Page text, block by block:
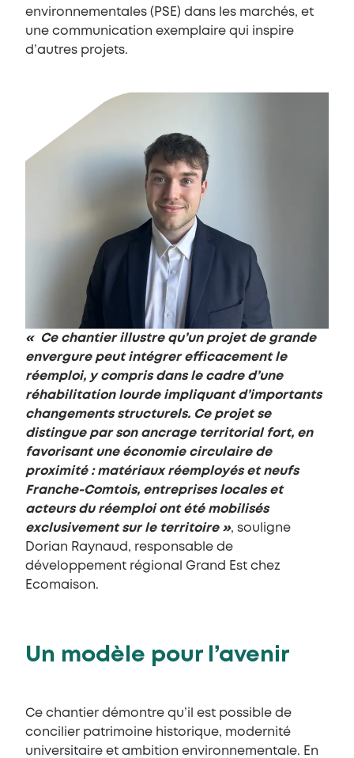
environnementales (PSE) dans les marchés, et
une communication exemplaire qui inspire
d’autres projets.
« Ce chantier illustre qu’un projet de grande
envergure peut intégrer efficacement le
réemploi, y compris dans le cadre d’une
réhabilitation lourde impliquant d’importants
changements structurels. Ce projet se
distingue par son ancrage territorial fort, en
favorisant une économie circulaire de
proximité : matériaux réemployés et neufs
Franche-Comtois, entreprises locales et
acteurs du réemploi ont été mobilisés
exclusivement sur le territoire», souligne
Dorian Raynaud, responsable de
développement régional Grand Est chez
Ecomaison.
Un modèle pour l’avenir
Ce chantier démontre qu’il est possible de
concilier patrimoine historique, modernité
universitaire et ambition environnementale. En